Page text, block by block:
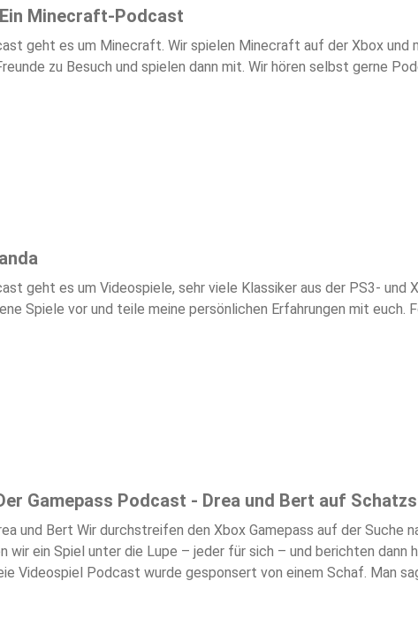
Minecraft-Podcast
geht es um Minecraft. Wir spielen Minecraft auf der Xbox und
zu Besuch und spielen dann mit. Wir hören selbst gerne
geht es um Videospiele, sehr viele Klassiker aus der PS3-
Spiele vor und teile meine persönlichen Erfahrungen mit
Gamepass Podcast - Drea und Bert auf
und Bert Wir durchstreifen den Xbox Gamepass auf der
wir ein Spiel unter die Lupe – jeder für sich – und berichten
Videospiel Podcast wurde gesponsert von einem Schaf. Man